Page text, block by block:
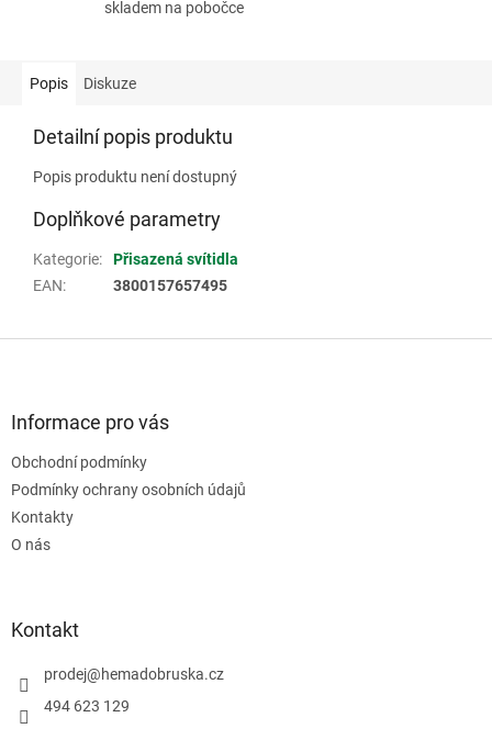
skladem na pobočce
Popis Diskuze
Detailní popis produktu
Popis produktu není dostupný
Doplňkové parametry
Kategorie:
Přisazená svítidla
EAN: 3800157657495
Informace pro vás
Obchodní podmínky
Podmínky ochrany osobních údajů
Kontakty
O nás
Kontakt
prodej@hemadobruska.cz
494 623 129